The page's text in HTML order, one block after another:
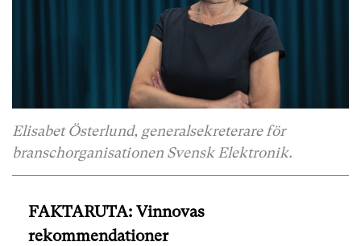
Elisabet Österlund, generalsekreterare för
branschorganisationen Svensk Elektronik.
FAKTARUTA: Vinnovas
rekommendationer